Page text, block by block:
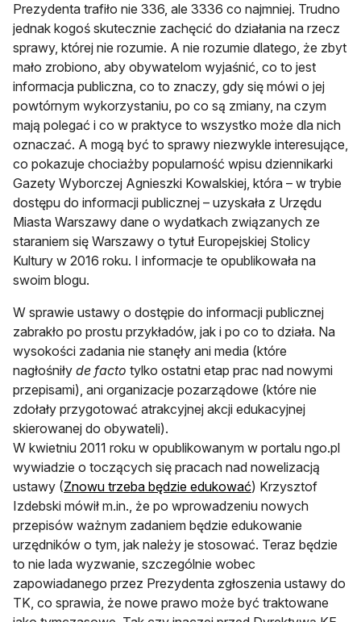
Prezydenta trafiło nie 336, ale 3336 co najmniej. Trudno
jednak kogoś skutecznie zachęcić do działania na rzecz
sprawy, której nie rozumie. A nie rozumie dlatego, że zbyt
mało zrobiono, aby obywatelom wyjaśnić, co to jest
informacja publiczna, co to znaczy, gdy się mówi o jej
powtórnym wykorzystaniu, po co są zmiany, na czym
mają polegać i co w praktyce to wszystko może dla nich
oznaczać. A mogą być to sprawy niezwykle interesujące,
co pokazuje chociażby popularność wpisu dziennikarki
Gazety Wyborczej Agnieszki Kowalskiej, która – w trybie
dostępu do informacji publicznej – uzyskała z Urzędu
Miasta Warszawy dane o wydatkach związanych ze
staraniem się Warszawy o tytuł Europejskiej Stolicy
Kultury w 2016 roku. I informacje te opublikowała na
swoim blogu.
W sprawie ustawy o dostępie do informacji publicznej
zabrakło po prostu przykładów, jak i po co to działa. Na
wysokości zadania nie stanęły ani media (które
nagłośniły de facto tylko ostatni etap prac nad nowymi
przepisami), ani organizacje pozarządowe (które nie
zdołały przygotować atrakcyjnej akcji edukacyjnej
skierowanej do obywateli).
W kwietniu 2011 roku w opublikowanym w portalu ngo.pl
wywiadzie o toczących się pracach nad nowelizacją
ustawy (Znowu trzeba będzie edukowaćotwiera się w
) Krzysztof
Izdebski mówił m.in., że po wprowadzeniu nowych
przepisów ważnym zadaniem będzie edukowanie
urzędników o tym, jak należy je stosować. Teraz będzie
to nie lada wyzwanie, szczególnie wobec
zapowiadanego przez Prezydenta zgłoszenia ustawy do
TK, co sprawia, że nowe prawo może być traktowane